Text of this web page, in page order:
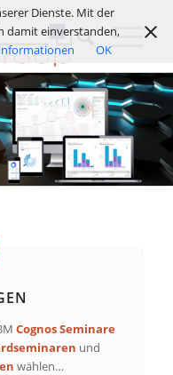
Cognos Seminare
und
wählen…
Dienste. Mit der
damit einverstanden,
OK